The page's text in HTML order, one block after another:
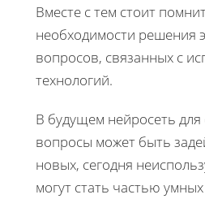
Вместе с тем стоит
необходимости решения
вопросов, связанных с
технологий.
В будущем нейросеть для
вопросы может быть
новых, сегодня
могут стать частью